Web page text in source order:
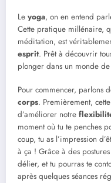
Le yoga, on en entend
Cette pratique millénaire,
méditation, est
esprit. Prêt à découvrir
plonger dans un monde
Pour commencer, parlons
corps. Premièrement,
d’améliorer notre
moment où tu te penches
coup, tu as l’impression
à ça ! Grâce à des
délier, et tu pourras te
après quelques séances